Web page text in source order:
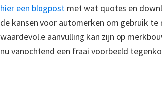
hier een blogpost met wat quotes en
de kansen voor automerken om gebruik te
waardevolle aanvulling kan zijn op
nu vanochtend een fraai voorbeeld